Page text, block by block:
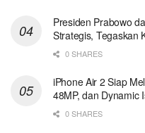
Presiden Prabowo
Strategis, Tegaskan
0 SHARES
iPhone Air 2 Siap
48MP, dan Dynamic
0 SHARES